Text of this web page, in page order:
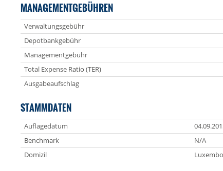
MANAGEMENTGEBÜHREN
Verwaltungsgebühr
Depotbankgebühr
Managementgebühr
Total Expense Ratio (TER)
Ausgabeaufschlag
STAMMDATEN
Auflagedatum
Benchmark
N/A
Domizil